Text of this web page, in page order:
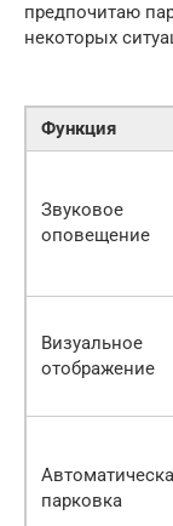
предпочитаю
некоторых
Функция
Звуковое
оповещение
Визуальное
отображение
парковка